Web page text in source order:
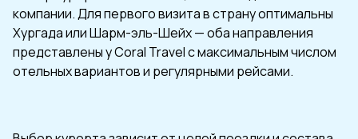
компании. Для первого визита в страну оптимальны
Хургада или Шарм-эль-Шейх — оба направления
представлены у Coral Travel с максимальным числом
отельных вариантов и регулярными рейсами.